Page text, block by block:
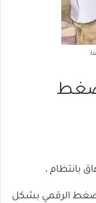
بانتظام ،
الرقمي بشكل